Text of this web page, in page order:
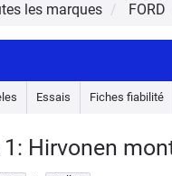
les marques FORD
Essais Fiches fiabilité
1: Hirvonen